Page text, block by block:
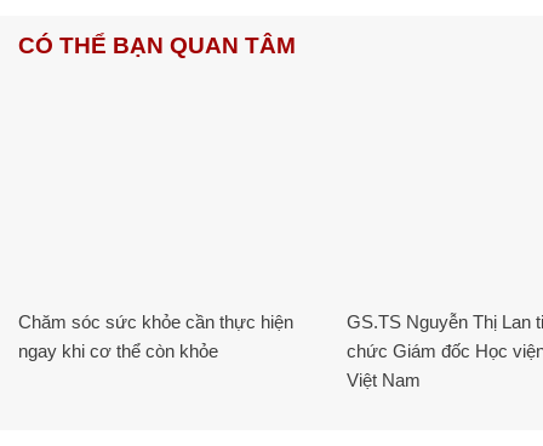
CÓ THỂ BẠN QUAN TÂM
Chăm sóc sức khỏe cần thực hiện
ngay khi cơ thể còn khỏe
GS.TS Nguyễn Thị Lan
chức Giám đốc Học
Việt Nam